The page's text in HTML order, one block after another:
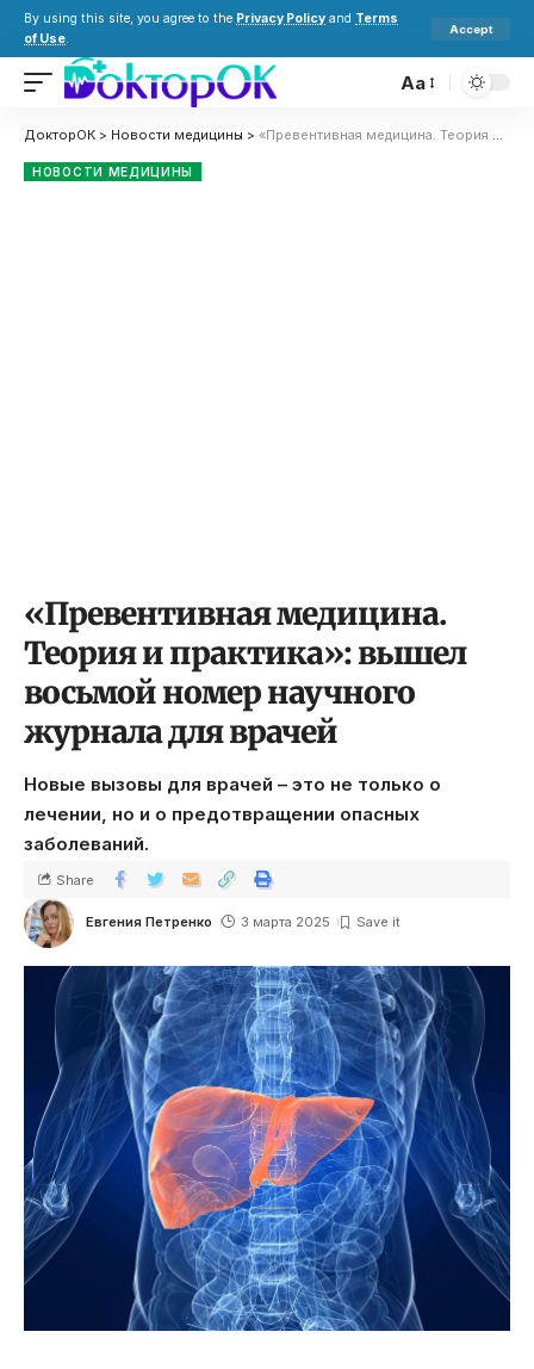
By using this site, you agree to the Privacy Policy and Terms
of Use.
Accept
Aa
ДокторОК > Новости медицины > «Превентивная медицина. Теория и практика»: вышел восьмой номер научного журнала для врачей
НОВОСТИ МЕДИЦИНЫ
«Превентивная медицина.
Теория и практика»: вышел
восьмой номер научного
журнала для врачей
Новые вызовы для врачей – это не только о
лечении, но и о предотвращении опасных
заболеваний.
Евгения Петренко 3 марта 2025
Share